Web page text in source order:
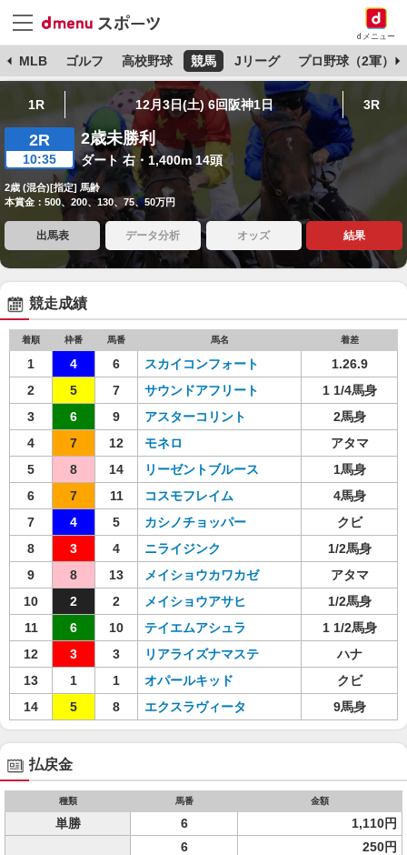
dメニュー
MLB ゴルフ 高校野球 競馬 Jリーグ プロ野球（2軍）
1R 12月3日(土) 6回阪神1日 3R
2R
10:35
2歳未勝利
ダート 右・1,400m 14頭
2歳 (混合)[指定] 馬齢
本賞金：500、200、130、75、50万円
出馬表 データ分析 オッズ 結果
競走成績
着順 枠番 馬番 馬名 着差
1 4 6 スカイコンフォート
1.26.9
2
5 7 サウンドアフリート
1 1/4馬身
3
6 9 アスターコリント
2馬身
4
7 12 モネロ
アタマ
5
8 14 リーゼントブルース
1馬身
6
7 11 コスモフレイム
4馬身
7
4 5 カシノチョッパー
クビ
8
3 4 ニライジンク
1/2馬身
9
8 13 メイショウカワカゼ
アタマ
10
2 2 メイショウアサヒ
1/2馬身
11
6 10 テイエムアシュラ
1 1/2馬身
12
3 3 リアライズナマステ
ハナ
13
1 1 オパールキッド
クビ
14
5 8 エクスラヴィータ 9馬身
払戻金
種類 馬番 金額
単勝 6 1,110円
6
250円